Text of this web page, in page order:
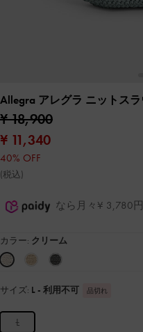
Allegra アレグラ ニットス
¥ 18,900
¥ 11,340
40% OFF
(税込)
なら月々¥ 3,780
カラー: クリーム
サイズ: L - 利用不可 品切れ
L